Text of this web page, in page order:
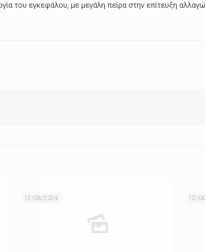
του εγκεφάλου, με μεγάλη πείρα στην επίτευξη
12/06/2024 12/